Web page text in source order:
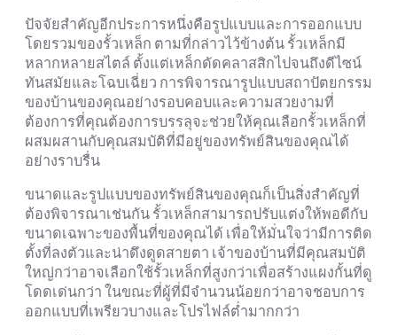
ปัจจัยสำคัญอีกประการหนึ่งคือรูปแบบและการออกแบบ
โดยรวมของรั้วเหล็ก ตามที่กล่าวไว้ข้างต้น รั้วเหล็กมี
หลากหลายสไตล์ ตั้งแต่เหล็กดัดคลาสสิกไปจนถึงดีไซน์
ทันสมัยและโฉบเฉี่ยว การพิจารณารูปแบบสถาปัตยกรรม
ของบ้านของคุณอย่างรอบคอบและความสวยงามที่
ต้องการที่คุณต้องการบรรลุจะช่วยให้คุณเลือกรั้วเหล็กที่
ผสมผสานกับคุณสมบัติที่มีอยู่ของทรัพย์สินของคุณได้
อย่างราบรื่น
ขนาดและรูปแบบของทรัพย์สินของคุณก็เป็นสิ่งสำคัญที่
ต้องพิจารณาเช่นกัน รั้วเหล็กสามารถปรับแต่งให้พอดีกับ
ขนาดเฉพาะของพื้นที่ของคุณได้ เพื่อให้มั่นใจว่ามีการติด
ตั้งที่ลงตัวและน่าดึงดูดสายตา เจ้าของบ้านที่มีคุณสมบัติ
ใหญ่กว่าอาจเลือกใช้รั้วเหล็กที่สูงกว่าเพื่อสร้างแผงกั้นที่ดู
โดดเด่นกว่า ในขณะที่ผู้ที่มีจำนวนน้อยกว่าอาจชอบการ
ออกแบบที่เพรียวบางและโปรไฟล์ต่ำมากกว่า